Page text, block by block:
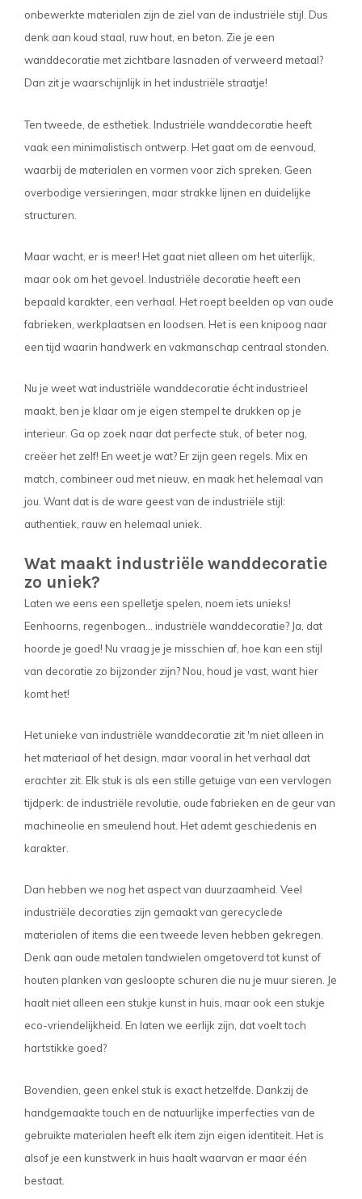
onbewerkte materialen zijn de ziel van de industriële stijl. Dus
denk aan koud staal, ruw hout, en beton. Zie je een
wanddecoratie met zichtbare lasnaden of verweerd metaal?
Dan zit je waarschijnlijk in het industriële straatje!
Ten tweede, de esthetiek. Industriële wanddecoratie heeft
vaak een minimalistisch ontwerp. Het gaat om de eenvoud,
waarbij de materialen en vormen voor zich spreken. Geen
overbodige versieringen, maar strakke lijnen en duidelijke
structuren.
Maar wacht, er is meer! Het gaat niet alleen om het uiterlijk,
maar ook om het gevoel. Industriële decoratie heeft een
bepaald karakter, een verhaal. Het roept beelden op van oude
fabrieken, werkplaatsen en loodsen. Het is een knipoog naar
een tijd waarin handwerk en vakmanschap centraal stonden.
Nu je weet wat industriële wanddecoratie écht industrieel
maakt, ben je klaar om je eigen stempel te drukken op je
interieur. Ga op zoek naar dat perfecte stuk, of beter nog,
creëer het zelf! En weet je wat? Er zijn geen regels. Mix en
match, combineer oud met nieuw, en maak het helemaal van
jou. Want dat is de ware geest van de industriële stijl:
authentiek, rauw en helemaal uniek.
Wat maakt industriële wanddecoratie
zo uniek?
Laten we eens een spelletje spelen, noem iets unieks!
Eenhoorns, regenbogen... industriële wanddecoratie? Ja, dat
hoorde je goed! Nu vraag je je misschien af, hoe kan een stijl
van decoratie zo bijzonder zijn? Nou, houd je vast, want hier
komt het!
Het unieke van industriële wanddecoratie zit 'm niet alleen in
het materiaal of het design, maar vooral in het verhaal dat
erachter zit. Elk stuk is als een stille getuige van een vervlogen
tijdperk: de industriële revolutie, oude fabrieken en de geur van
machineolie en smeulend hout. Het ademt geschiedenis en
karakter.
Dan hebben we nog het aspect van duurzaamheid. Veel
industriële decoraties zijn gemaakt van gerecyclede
materialen of items die een tweede leven hebben gekregen.
Denk aan oude metalen tandwielen omgetoverd tot kunst of
houten planken van gesloopte schuren die nu je muur sieren. Je
haalt niet alleen een stukje kunst in huis, maar ook een stukje
eco-vriendelijkheid. En laten we eerlijk zijn, dat voelt toch
hartstikke goed?
Bovendien, geen enkel stuk is exact hetzelfde. Dankzij de
handgemaakte touch en de natuurlijke imperfecties van de
gebruikte materialen heeft elk item zijn eigen identiteit. Het is
alsof je een kunstwerk in huis haalt waarvan er maar één
bestaat.